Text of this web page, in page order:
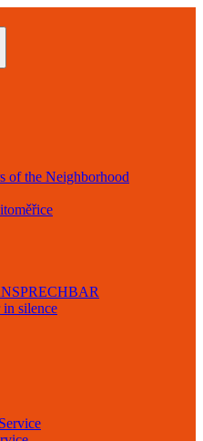
of the Neighborhood
in silence